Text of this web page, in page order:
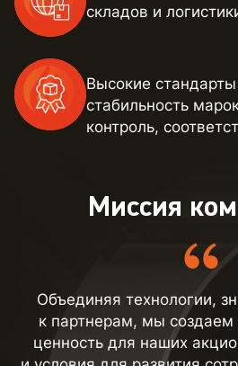
складов и
Высокие
стабильность
контроль,
Миссия
Объединяя технологии,
к партнерам, мы создаем
ценность для наших